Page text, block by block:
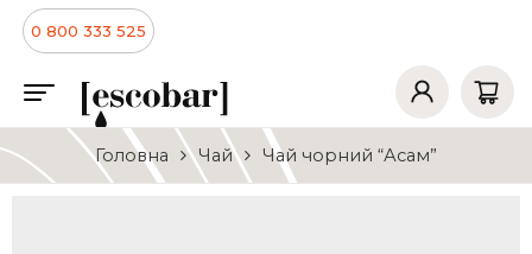
0 800 333 525
Головна Чай Чай чорний “Асам”